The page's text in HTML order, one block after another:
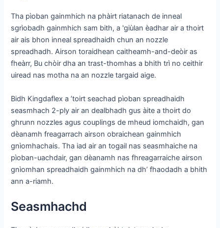
Tha pìoban gainmhich na phàirt riatanach de inneal
sgrìobadh gainmhich sam bith, a 'giùlan èadhar air a thoirt
air ais bhon inneal spreadhaidh chun an nozzle
spreadhadh. Airson toraidhean caitheamh-and-deòir as
fheàrr, Bu chòir dha an trast-thomhas a bhith trì no ceithir
uiread nas motha na an nozzle targaid aige.
Bidh Kingdaflex a ’toirt seachad pìoban spreadhaidh
seasmhach 2-ply air an dealbhadh gus àite a thoirt do
ghrunn nozzles agus couplings de mheud iomchaidh, gan
dèanamh freagarrach airson obraichean gainmhich
gnìomhachais. Tha iad air an togail nas seasmhaiche na
pìoban-uachdair, gan dèanamh nas fhreagarraiche airson
gnìomhan spreadhaidh gainmhich na dh’ fhaodadh a bhith
ann a-riamh.
Seasmhachd